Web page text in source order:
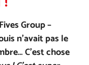
Group –
n’avait pas le
C’est chose